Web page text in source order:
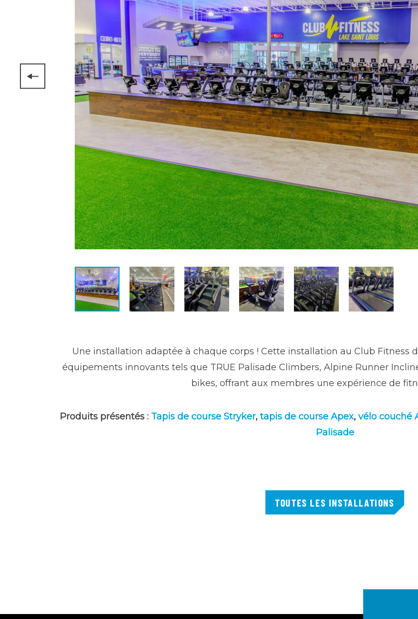
Une installation adaptée à chaque corps ! Cette installation au Club Fitness
équipements innovants tels que TRUE Palisade Climbers, Alpine Runner
bikes, offrant aux membres une expérience de
Produits présentés : Tapis de course Stryker, tapis de course Apex, vélo couché
Palisade
TOUTES LES INSTALLATIONS